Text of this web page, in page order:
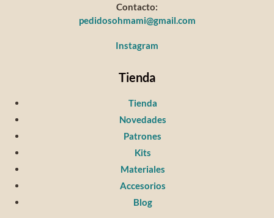
Contacto:
pedidosohmami@gmail.com
Instagram
Tienda
Tienda
Novedades
Patrones
Kits
Materiales
Accesorios
Blog